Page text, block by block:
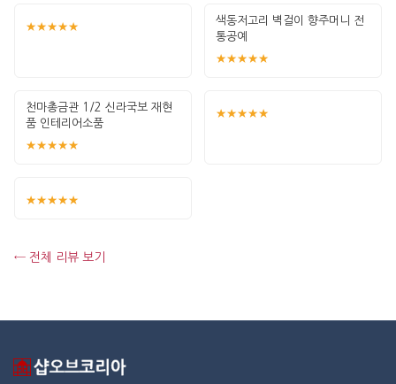
★★★★★
색동저고리 벽걸이 향주머니 전
통공예
★★★★★
천마총금관 1/2 신라국보 재현
품 인테리어소품
★★★★★
★★★★★
★★★★★
← 전체 리뷰 보기